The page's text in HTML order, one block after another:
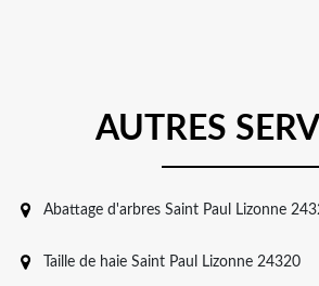
AUTRES
Abattage d'arbres Saint Paul Lizonne
Taille de haie Saint Paul Lizonne 24320